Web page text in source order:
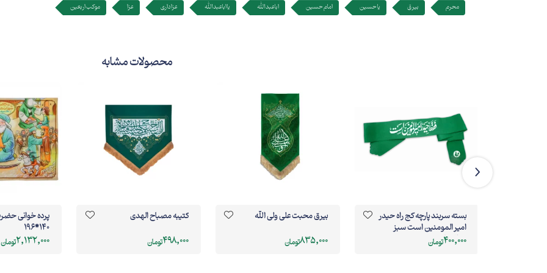
محرم بیرق یا حسین امام حسین اباعبدالله یا اباعبدالله عزاداری عزا موکب اربعین
محصولات مشابه
بسته سربند پارچه کج راه حیدر
امیر المومنین است سبز
4.5*80
400,000تومان
بیرق محبت علی ولی الله
835,000تومان
کتیبه مصباح الهدی
498,000تومان
پرده خوانی
140*196
2,132,000تومان